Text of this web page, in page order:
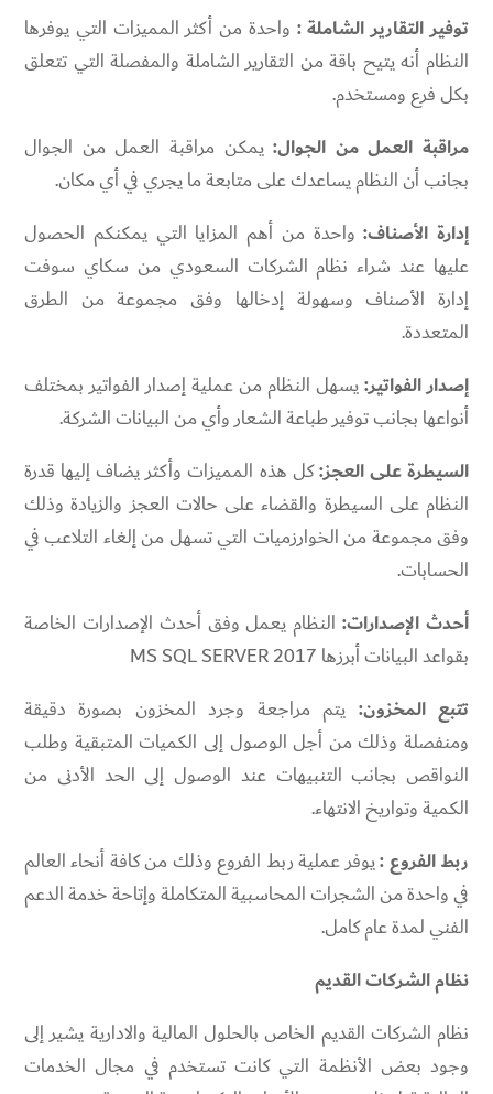
توفير التقارير الشاملة : واحدة من أكثر المميزات التي يوفرها
النظام أنه يتيح باقة من التقارير الشاملة والمفصلة التي تتعلق
بكل فرع ومستخدم.
مراقبة العمل من الجوال:يمكن مراقبة العمل من الجوال
بجانب أن النظام يساعدك على متابعة ما يجري في أي مكان.
إدارة الأصناف: واحدة من أهم المزايا التي يمكنكم الحصول
عليها عند شراء نظام الشركات السعودي من سكاي سوفت
إدارة الأصناف وسهولة إدخالها وفق مجموعة من الطرق
المتعددة.
إصدار الفواتير:يسهل النظام من عملية إصدار الفواتير بمختلف
أنواعها بجانب توفير طباعة الشعار وأي من البيانات الشركة.
السيطرة على العجز:كل هذه المميزات وأكثر يضاف إليها قدرة
النظام على السيطرة والقضاء على حالات العجز والزيادة وذلك
وفق مجموعة من الخوارزميات التي تسهل من إلغاء التلاعب في
الحسابات.
أحدث الإصدارات: النظام يعمل وفق أحدث الإصدارات الخاصة
بقواعد البيانات أبرزها MS SQL SERVER 2017
تتبع المخزون: يتم مراجعة وجرد المخزون بصورة دقيقة
ومنفصلة وذلك من أجل الوصول إلى الكميات المتبقية وطلب
النواقص بجانب التنبيهات عند الوصول إلى الحد الأدنى من
الكمية وتواريخ الانتهاء.
ربط الفروع :يوفر عملية ربط الفروع وذلك من كافة أنحاء العالم
في واحدة من الشجرات المحاسبية المتكاملة وإتاحة خدمة الدعم
الفني لمدة عام كامل.
نظام الشركات القديم
نظام الشركات القديم الخاص بالحلول المالية والادارية يشير إلى
وجود بعض الأنظمة التي كانت تستخدم في مجال الخدمات